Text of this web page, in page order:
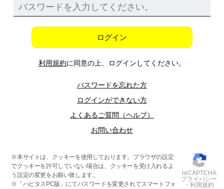
ログイン
利用規約に同意の上、ログインしてください。
パスワードを忘れた方
ログインができない方
よくあるご質問（ヘルプ）
お問い合わせ
※本サイトは、クッキーを使用しております。ブラウザの設定
でクッキーを許可していない場合は、クッキーを受け入れるよ
う設定の変更をお願い致します。
※「ハピタスPC版」にてパスワードを変更されてスマートフォ
reCAPTCHA
プライバシー
・利用規約